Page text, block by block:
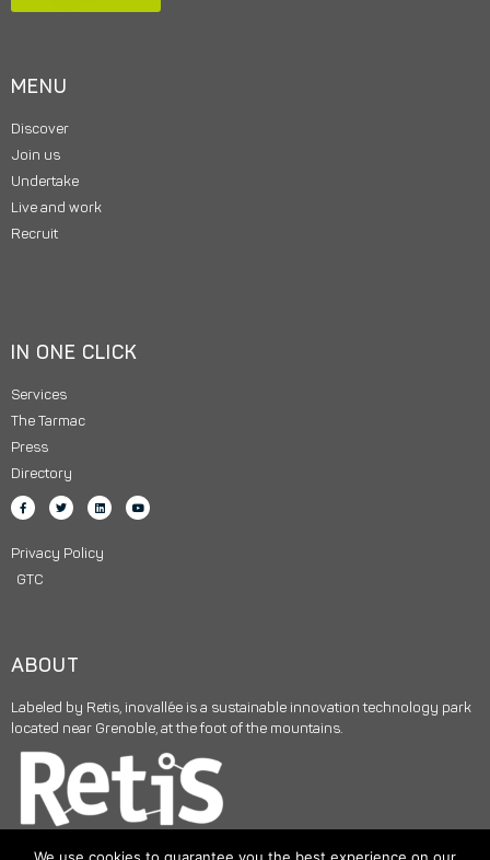
MENU
Discover
Join us
Undertake
Live and work
Recruit
IN ONE CLICK
Services
The Tarmac
Press
Directory
Privacy Policy
GTC
ABOUT
Labeled by Retis, inovallée is a sustainable innovation technology park
located near Grenoble, at the foot of the mountains.